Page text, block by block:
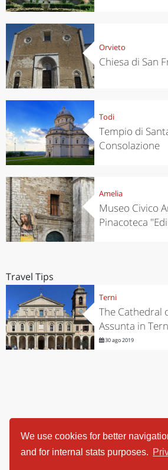
We use cookies for better
and for internal stats purposes.
Orvieto
Chiesa di San
Todi
Tempio di
Consolazione
Amelia
Museo Civico
Pinacoteca
Travel Tips
Terni
The Cathedral
Assunta in
30 ago 2019